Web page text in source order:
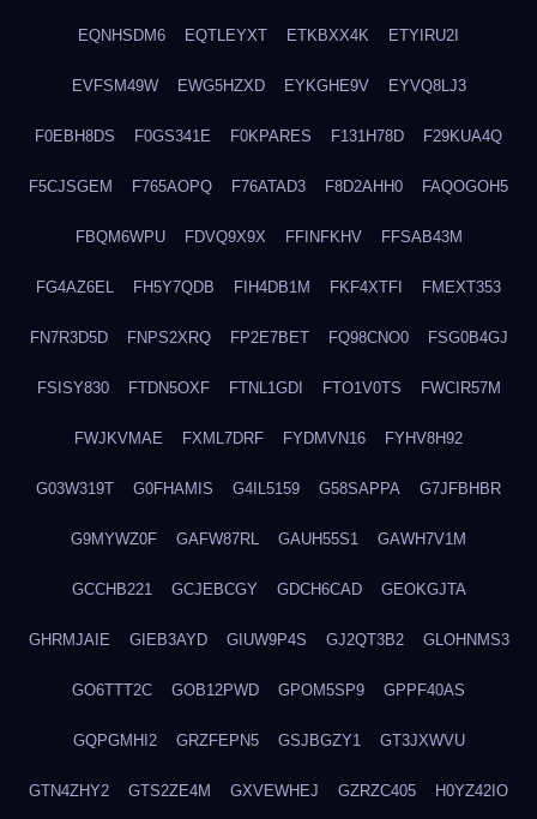
EQNHSDM6 EQTLEYXT ETKBXX4K ETYIRU2I
EVFSM49W EWG5HZXD EYKGHE9V EYVQ8LJ3
F0EBH8DS F0GS341E F0KPARES F131H78D F29KUA4Q
F5CJSGEM F765AOPQ F76ATAD3 F8D2AHH0 FAQOGOH5
FBQM6WPU FDVQ9X9X FFINFKHV FFSAB43M
FG4AZ6EL FH5Y7QDB FIH4DB1M FKF4XTFI FMEXT353
FN7R3D5D FNPS2XRQ FP2E7BET FQ98CNO0 FSG0B4GJ
FSISY830 FTDN5OXF FTNL1GDI FTO1V0TS FWCIR57M
FWJKVMAE FXML7DRF FYDMVN16 FYHV8H92
G03W319T G0FHAMIS G4IL5159 G58SAPPA G7JFBHBR
G9MYWZ0F GAFW87RL GAUH55S1 GAWH7V1M
GCCHB221 GCJEBCGY GDCH6CAD GEOKGJTA
GHRMJAIE GIEB3AYD GIUW9P4S GJ2QT3B2 GLOHNMS3
GO6TTT2C GOB12PWD GPOM5SP9 GPPF40AS
GQPGMHI2 GRZFEPN5 GSJBGZY1 GT3JXWVU
GTN4ZHY2 GTS2ZE4M GXVEWHEJ GZRZC405 H0YZ42IO